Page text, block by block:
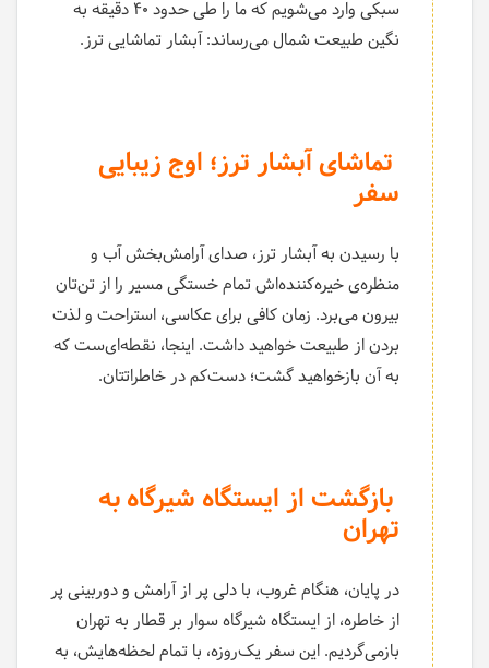
سبکی وارد می‌شویم که ما را طی حدود ۴۰ دقیقه به
نگین طبیعت شمال می‌رساند: آبشار تماشایی ترز.
تماشای آبشار ترز؛ اوج زیبایی
سفر
با رسیدن به آبشار ترز، صدای آرامش‌بخش آب و
منظره‌ی خیره‌کننده‌اش تمام خستگی مسیر را از تن‌تان
بیرون می‌برد. زمان کافی برای عکاسی، استراحت و لذت
بردن از طبیعت خواهید داشت. اینجا، نقطه‌ای‌ست که
به آن بازخواهید گشت؛ دست‌کم در خاطراتتان.
بازگشت از ایستگاه شیرگاه به
تهران
در پایان، هنگام غروب، با دلی پر از آرامش و دوربینی پر
از خاطره، از ایستگاه شیرگاه سوار بر قطار به تهران
بازمی‌گردیم. این سفر یک‌روزه، با تمام لحظه‌هایش، به